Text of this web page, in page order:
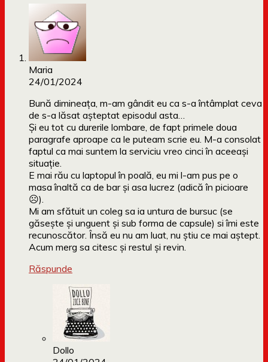
Maria
24/01/2024
Bună dimineața, m-am gândit eu ca s-a întâmplat ceva
de s-a lăsat așteptat episodul asta…
Și eu tot cu durerile lombare, de fapt primele doua
paragrafe aproape ca le puteam scrie eu. M-a consolat
faptul ca mai suntem la serviciu vreo cinci în aceeași
situație.
E mai rău cu laptopul în poală, eu mi l-am pus pe o
masa înaltă ca de bar și asa lucrez (adică în picioare
☹️).
Mi am sfătuit un coleg sa ia untura de bursuc (se
găsește și unguent și sub forma de capsule) si îmi este
recunoscător. Însă eu nu am luat, nu știu ce mai aștept.
Acum merg sa citesc și restul și revin.
Răspunde
Dollo